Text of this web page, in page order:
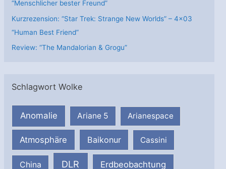
“Menschlicher bester Freund”
Kurzrezension: “Star Trek: Strange New Worlds” – 4×03
“Human Best Friend”
Review: “The Mandalorian & Grogu”
Schlagwort Wolke
Anomalie Ariane 5 Arianespace
Atmosphäre Baikonur Cassini
China DLR Erdbeobachtung